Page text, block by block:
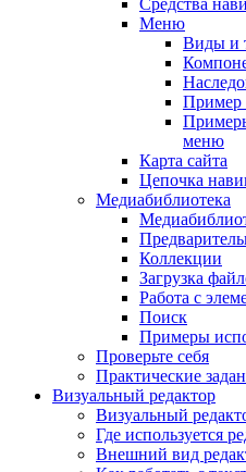
Средства
Меню
Виды и
Пример
меню
Карта сайта
Цепочка
Медиабиблиотека
Коллекции
Загрузка
Работа с
Поиск
Примеры
Проверьте себя
Практические
Визуальный редактор
Визуальный
Где используется
Внешний вид